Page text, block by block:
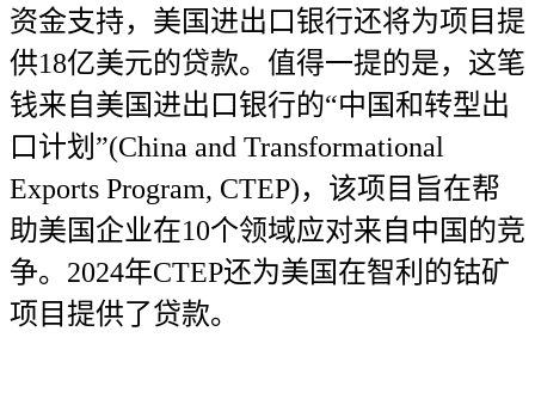
资金支持，美国进出口银行还将为项目提
供18亿美元的贷款。值得一提的是，这笔
钱来自美国进出口银行的“中国和转型出
口计划”(China and Transformational
Exports Program, CTEP)，该项目旨在帮
助美国企业在10个领域应对来自中国的竞
争。2024年CTEP还为美国在智利的钴矿
项目提供了贷款。